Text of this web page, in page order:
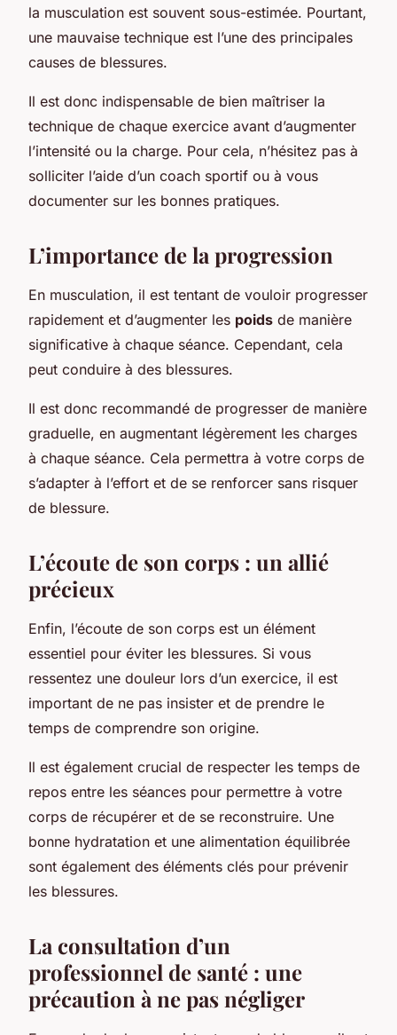
la musculation est souvent sous-estimée. Pourtant,
une mauvaise technique est l’une des principales
causes de blessures.
Il est donc indispensable de bien maîtriser la
technique de chaque exercice avant d’augmenter
l’intensité ou la charge. Pour cela, n’hésitez pas à
solliciter l’aide d’un coach sportif ou à vous
documenter sur les bonnes pratiques.
L’importance de la progression
En musculation, il est tentant de vouloir progresser
rapidement et d’augmenter les poids de manière
significative à chaque séance. Cependant, cela
peut conduire à des blessures.
Il est donc recommandé de progresser de manière
graduelle, en augmentant légèrement les charges
à chaque séance. Cela permettra à votre corps de
s’adapter à l’effort et de se renforcer sans risquer
de blessure.
L’écoute de son corps : un allié
précieux
Enfin, l’écoute de son corps est un élément
essentiel pour éviter les blessures. Si vous
ressentez une douleur lors d’un exercice, il est
important de ne pas insister et de prendre le
temps de comprendre son origine.
Il est également crucial de respecter les temps de
repos entre les séances pour permettre à votre
corps de récupérer et de se reconstruire. Une
bonne hydratation et une alimentation équilibrée
sont également des éléments clés pour prévenir
les blessures.
La consultation d’un
professionnel de santé : une
précaution à ne pas négliger